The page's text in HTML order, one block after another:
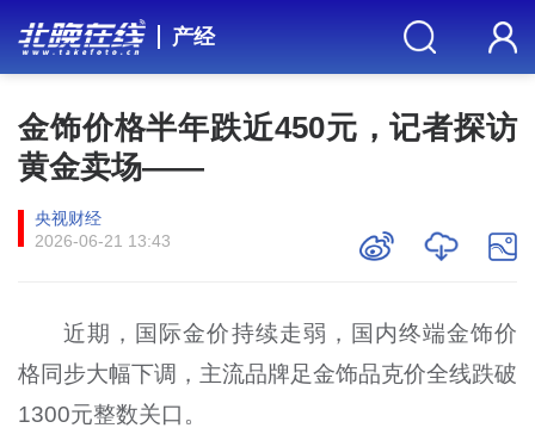
产经
金饰价格半年跌近450元，记者探访
黄金卖场——
央视财经
2026-06-21 13:43
近期，国际金价持续走弱，国内终端金饰价
格同步大幅下调，主流品牌足金饰品克价全线跌破
1300元整数关口。